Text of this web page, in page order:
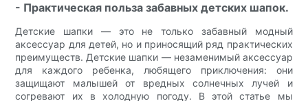
- Практическая польза забавных детских шапок.
Детские шапки — это не только забавный модный
аксессуар для детей, но и приносящий ряд практических
преимуществ. Детские шапки — незаменимый аксессуар
для каждого ребенка, любящего приключения: они
защищают малышей от вредных солнечных лучей и
согревают их в холодную погоду. В этой статье мы